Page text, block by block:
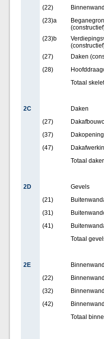
(22)
(23)a
(23)b
(27)
Daken
(28)
Totaal skelet
2C
Daken
(27)
(37)
(47)
Totaal
2D
Gevels
(21)
(31)
(41)
Totaal
2E
(22)
(32)
(42)
Totaal